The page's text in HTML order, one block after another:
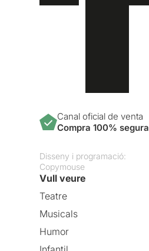
Canal oficial de venta
Compra 100% segura
Disseny i programació:
Copymouse
Vull veure
Teatre
Musicals
Humor